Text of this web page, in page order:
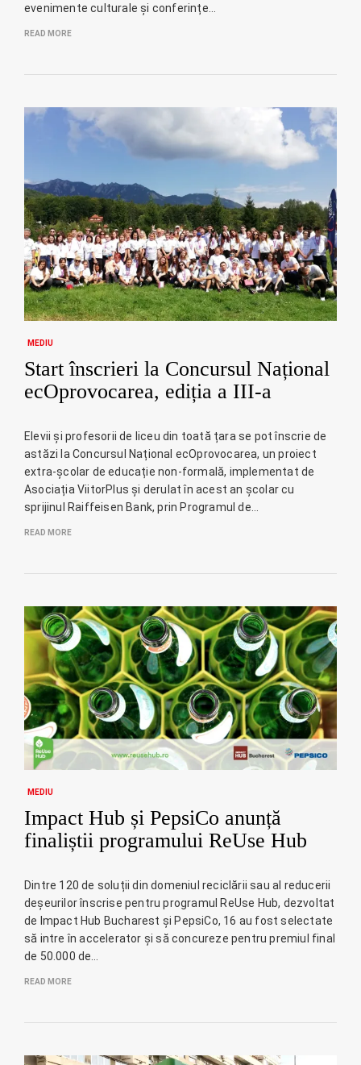
evenimente culturale și conferințe…
READ MORE
MEDIU
Start înscrieri la Concursul Național
ecOprovocarea, ediția a III-a
Elevii și profesorii de liceu din toată țara se pot înscrie de
astăzi la Concursul Național ecOprovocarea, un proiect
extra-școlar de educație non-formală, implementat de
Asociația ViitorPlus și derulat în acest an școlar cu
sprijinul Raiffeisen Bank, prin Programul de…
READ MORE
MEDIU
Impact Hub și PepsiCo anunță
finaliștii programului ReUse Hub
Dintre 120 de soluții din domeniul reciclării sau al reducerii
deșeurilor înscrise pentru programul ReUse Hub, dezvoltat
de Impact Hub Bucharest și PepsiCo, 16 au fost selectate
să intre în accelerator și să concureze pentru premiul final
de 50.000 de…
READ MORE